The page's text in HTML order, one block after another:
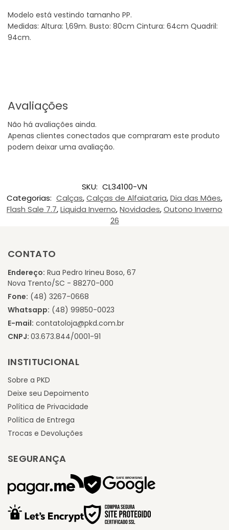
Modelo está vestindo tamanho PP.
Medidas: Altura: 1,69m. Busto: 80cm Cintura: 64cm Quadril:
94cm.
Avaliações
Não há avaliações ainda.
Apenas clientes conectados que compraram este produto
podem deixar uma avaliação.
SKU: CL34100-VN
Categorias: Calças,Calças de Alfaiataria,Dia das Mães,
Flash Sale 7.7,Liquida Inverno,Novidades,Outono Inverno
26
CONTATO
Endereço: Rua Pedro Irineu Boso, 67
Nova Trento/SC - 88270-000
Fone: (48) 3267-0668
Whatsapp: (48) 99850-0023
E-mail: contatoloja@pkd.com.br
CNPJ: 03.673.844/0001-91
INSTITUCIONAL
Sobre a PKD
Deixe seu Depoimento
Política de Privacidade
Política de Entrega
Trocas e Devoluções
SEGURANÇA